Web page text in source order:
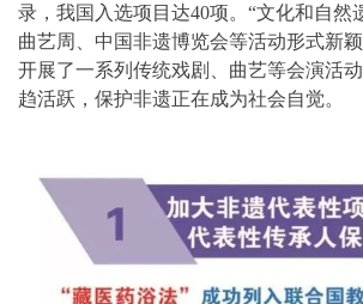
录，我国入选项目达40项。“文化和自然
曲艺周、中国非遗博览会等活动形式新
开展了一系列传统戏剧、曲艺等会演活
趋活跃，保护非遗正在成为社会自觉。